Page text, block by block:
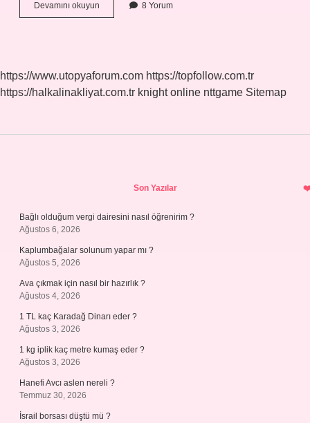
Devamını okuyun
Ne
8 Yorum
https://www.utopyaforum.com https://topfollow.com.tr
https://halkalinakliyat.com.tr knight online nttgame Sitemap
Son Yazılar
Bağlı olduğum vergi dairesini nasıl öğrenirim ?
Ağustos 6, 2026
Kaplumbağalar solunum yapar mı ?
Ağustos 5, 2026
Ava çıkmak için nasıl bir hazırlık ?
Ağustos 4, 2026
1 TL kaç Karadağ Dinarı eder ?
Ağustos 3, 2026
1 kg iplik kaç metre kumaş eder ?
Ağustos 3, 2026
Hanefi Avcı aslen nereli ?
Temmuz 30, 2026
İsrail borsası düştü mü ?